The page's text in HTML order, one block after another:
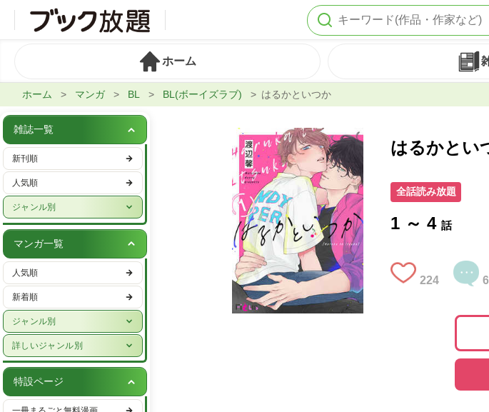
ホーム
ホーム マンガ BL BL(ボーイズラブ) はるかといつか
雑誌一覧
新刊順
人気順
ジャンル別
週刊誌
ビジネス・IT・マネー
女性ファッション・美容
女性ライフスタイル・健康
グルメ・レシピ
車・バイク
趣味・エンタメ
マンガ一覧
人気順
新着順
ジャンル別
少年漫画
青年漫画
詳しいジャンル別
ハーレクイン
特設ページ
はるかとい
全話読み放題
1 ～ 4 話
224 6